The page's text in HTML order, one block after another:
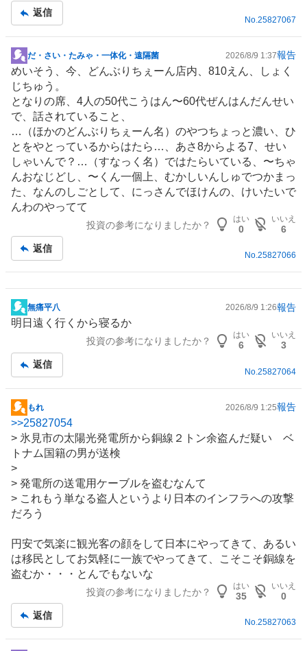
返信
No. 25827067
掲
示
板
記
事
だ・さい・たみゃ・一体化・遠隔菌 2026/8/9 1:37報告
めいそう、今、どんぶりちぇーん店内、810えん、しょく
じちゅう。
となりの席、4人の50代こうはん〜60代ぜんはんだんせい
で、話されていること、
…（ほかのどんぶりちぇーん名）のやつちょっと濃い、ひ
とをやとっているからはたら…、あさ8からよる7、せい
しゃいんで？…（すなっく名）ではたらいている、〜ちゃ
んおなじどし、〜くん一個上、むかしいんしゅでつかまっ
た、なんのしごとして、にっさんでほけんの、けいたいで
んわのやってて
投資の参考になりましたか？
はい
0
いいえ
6
返信
No.25827066
掲
示
事
無痛平八 2026/8/9 1:26報告
明日遠く行くから寝るか
投資の参考になりましたか？
はい
6
いいえ
3
返信
No. 25827064
掲
示
板
記
事
もれ 2026/8/9 1:25報告
>>25827054
> 氷見市の太陽光発電所から銅線２トン余盗んだ疑い ベ
トナム 国籍の男が送検
>
> 発電所の送電用ケーブルを盗むなんて
> これもう単なる盗人というより日本のインフラへの攻撃
だろう
円安で気楽に観光客の顔をして日本にやってきて、あるい
は移民としてお気軽に一族でやってきて、こそこそ銅線を
盗むか・・・とんでもないな
投資の参考になりましたか？
はい
35
いいえ
0
返信
No.25827063